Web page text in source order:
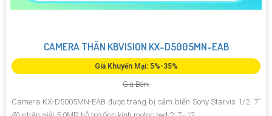
CAMERA THÂN KBVISION KX-D5005MN-EAB
Giá Khuyến Mại: 5%-35%
Giá Bán:
Camera KX-D5005MN-EAB được trang bị cảm biến Sony Starvis 1/2. 7”